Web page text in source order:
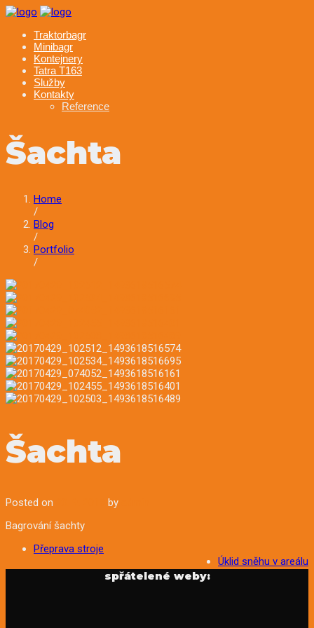
Skip
contentTraktorbagr
Minibagr
Kontejnery
Tatra T163
Služby
Kontakty
Reference
Šachta
Home
/
Blog
/
Portfolio
/
Šachta
Posted on by
Bagrování šachty
Post
navigation
Přeprava stroje
Úklid sněhu v areálu
spřátelené weby: